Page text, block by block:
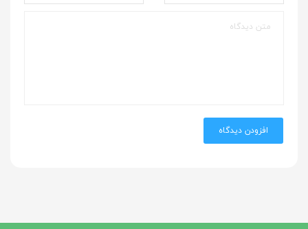
افزودن دیدگاه